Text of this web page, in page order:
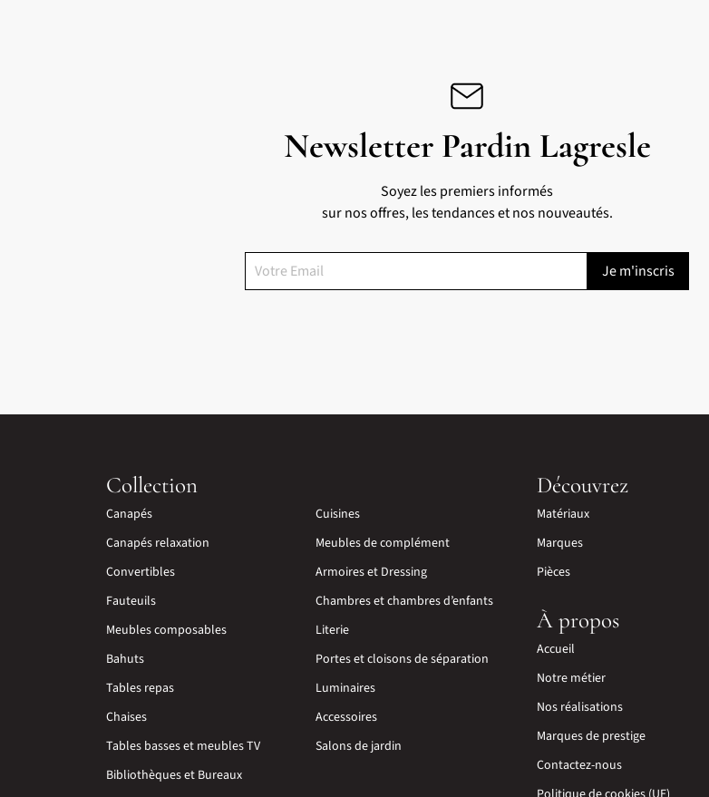
Newsletter Pardin Lagresle
Soyez les premiers informés
sur nos offres, les tendances et nos nouveautés.
Collection
Canapés
Canapés relaxation
Convertibles
Fauteuils
Meubles composables
Bahuts
Tables repas
Chaises
Tables basses et meubles TV
Bibliothèques et Bureaux
Cuisines
Meubles de complément
Armoires et Dressing
Chambres et chambres d’enfants
Literie
Portes et cloisons de séparation
Luminaires
Accessoires
Salons de jardin
Découvrez
Matériaux
Marques
Pièces
À propos
Accueil
Notre métier
Nos réalisations
Marques de prestige
Contactez-nous